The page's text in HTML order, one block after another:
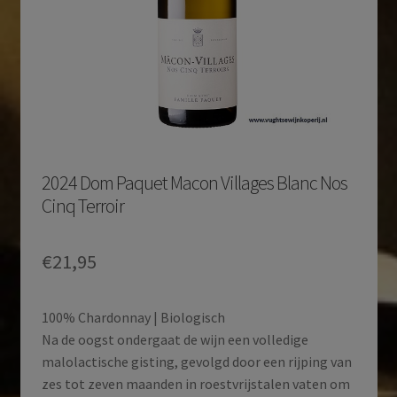
2024 Dom Paquet Macon Villages Blanc Nos
Cinq Terroir
€21,95
100% Chardonnay | Biologisch
Na de oogst ondergaat de wijn een volledige
malolactische gisting, gevolgd door een rijping van
zes tot zeven maanden in roestvrijstalen vaten om